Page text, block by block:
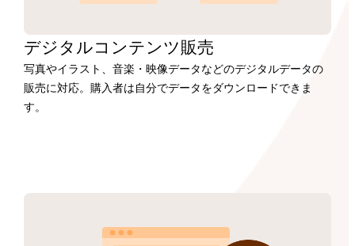
デジタルコンテンツ販売
写真やイラスト、音楽・映像データなどのデジタルデータの
販売に対応。購入者は自分でデータをダウンロードできま
す。